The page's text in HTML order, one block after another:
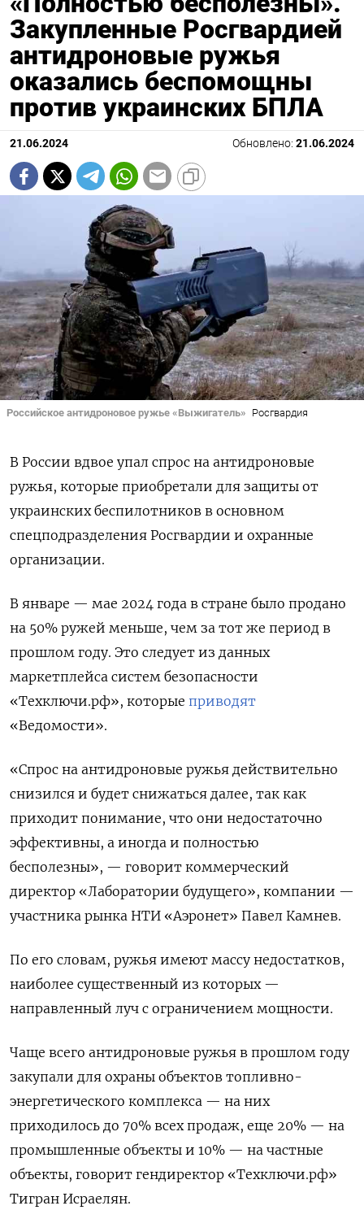
Закупленные Росгвардией
антидроновые ружья
оказались беспомощны
против украинских БПЛА
21.06.2024 Обновлено: 21.06.2024
Российское антидроновое ружье «Выжигатель» Росгвардия
В России вдвое упал спрос на антидроновые
ружья, которые приобретали для защиты от
украинских беспилотников в основном
спецподразделения Росгвардии и охранные
организации.
В январе — мае 2024 года в стране было продано
на 50% ружей меньше, чем за тот же период в
прошлом году. Это следует из данных
маркетплейса систем безопасности
«Техключи.рф», которые приводят
«Ведомости».
«Спрос на антидроновые ружья действительно
снизился и будет снижаться далее, так как
приходит понимание, что они недостаточно
эффективны, а иногда и полностью
бесполезны», — говорит коммерческий
директор «Лаборатории будущего», компании —
участника рынка НТИ «Аэронет» Павел Камнев.
По его словам, ружья имеют массу недостатков,
наиболее существенный из которых —
направленный луч с ограничением мощности.
Чаще всего антидроновые ружья в прошлом году
закупали для охраны объектов топливно-
энергетического комплекса — на них
приходилось до 70% всех продаж, еще 20% — на
промышленные объекты и 10% — на частные
объекты, говорит гендиректор «Техключи.рф»
Тигран Исраелян.